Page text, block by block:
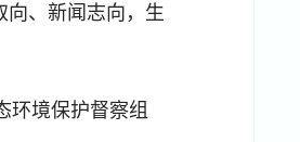
向、新闻志向，生
境保护督察组